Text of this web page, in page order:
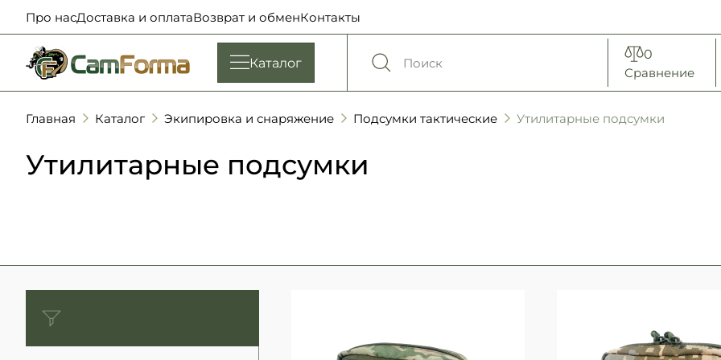
Про насДоставка и оплатаВозврат и обменКонтакты
Каталог
0
Сравнение
Главная Каталог Экипировка и снаряжение Подсумки тактические Утилитарные подсумки
Утилитарные подсумки